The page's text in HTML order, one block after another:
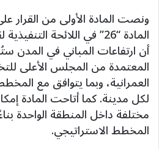
المادة “26” في اللائحة
أن ارتفاعات المباني في المدن
المعتمدة من المجلس الأعلى
العمرانية، وبما يتوافق مع
لكل مدينة. كما أتاحت المادة
مختلفة داخل المنطقة الواحدة
المخطط الاستراتيجي.